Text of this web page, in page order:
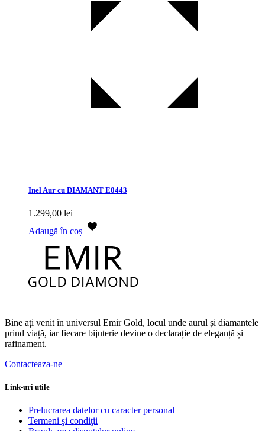
Inel Aur cu DIAMANT E0443
1.299,00 lei
Adaugă în coș
Bine ați venit în universul Emir Gold, locul unde aurul și diamantele
prind viață, iar fiecare bijuterie devine o declarație de eleganță și
rafinament.
Contacteaza-ne
Link-uri utile
Prelucrarea datelor cu caracter personal
Termeni şi condiţii